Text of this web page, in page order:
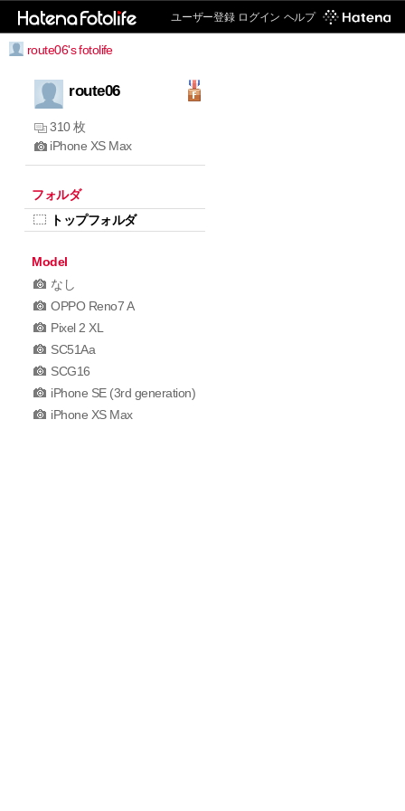
ユーザー登録 ログイン ヘルプ
route06's fotolife
route06
310 枚
iPhone XS Max
フォルダ
トップフォルダ
Model
なし
OPPO Reno7 A
Pixel 2 XL
SC51Aa
SCG16
iPhone SE (3rd generation)
iPhone XS Max